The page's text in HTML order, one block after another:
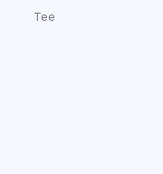
Tee